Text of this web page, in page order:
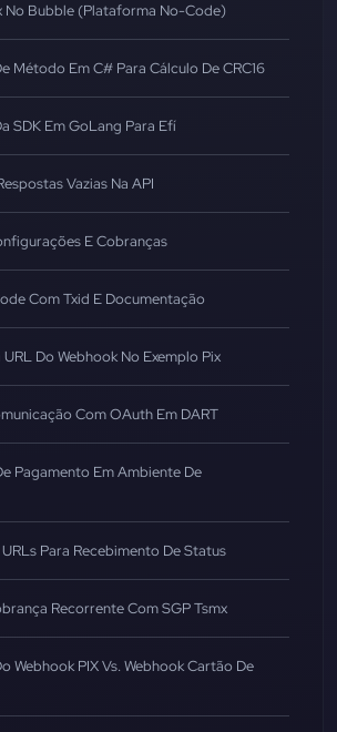
No Bubble (Plataforma No-Code)
Método Em C# Para Cálculo De CRC16
SDK Em GoLang Para Efí
Vazias Na API
E Cobranças
Com Txid E Documentação
Do Webhook No Exemplo Pix
Com OAuth Em DART
Pagamento Em Ambiente De
Para Recebimento De Status
Recorrente Com SGP Tsmx
Webhook PIX Vs. Webhook Cartão De